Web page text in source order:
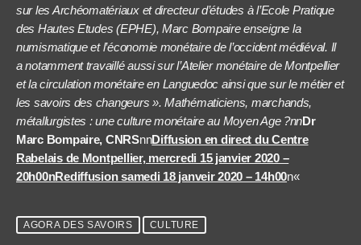
sur les Archéomatériaux et directeur d’études à l’Ecole Pratique
des Hautes Etudes (EPHE), Marc Bompaire enseigne la
numismatique et l’économie monétaire de l’occident médiéval. Il
a notamment travaillé aussi sur l’Atelier monétaire de Montpellier
et la circulation monétaire en Languedoc ainsi que sur le métier et
les savoirs des changeurs ». Mathématiciens, marchands,
métallurgistes : une culture monétaire au Moyen Age ?nnDr
Marc Bompaire, CNRSnnDiffusion en direct du Centre
Rabelais de Montpellier, mercredi 15 janvier 2020 –
20h00nRediffusion samedi 18 janveir 2020 – 14h00n«
AGORA DES SAVOIRS CULTURE